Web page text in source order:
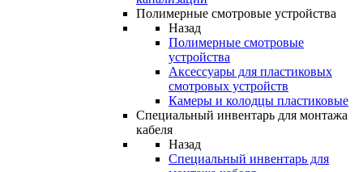
Полимерные смотровые устройства
Назад
Полимерные смотровые
устройства
Аксессуары для пластиковых
смотровых устройств
Камеры и колодцы пластиковые
Специальный инвентарь для монтажа
кабеля
Назад
Специальный инвентарь для